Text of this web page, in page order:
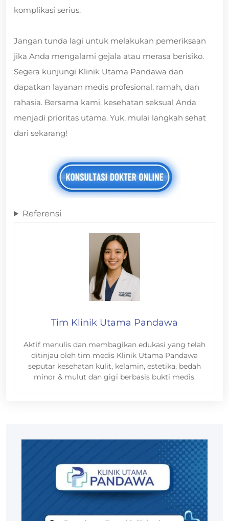
komplikasi serius.
Jangan tunda lagi untuk melakukan pemeriksaan
jika Anda mengalami gejala atau merasa berisiko.
Segera kunjungi Klinik Utama Pandawa dan
dapatkan layanan medis profesional, ramah, dan
rahasia. Bersama kami, kesehatan seksual Anda
menjadi prioritas utama. Yuk, mulai langkah sehat
dari sekarang!
Referensi
Tim Klinik Utama Pandawa
Aktif menulis dan membagikan edukasi yang telah
ditinjau oleh tim medis Klinik Utama Pandawa
seputar kesehatan kulit, kelamin, estetika, bedah
minor & mulut dan gigi berbasis bukti medis.